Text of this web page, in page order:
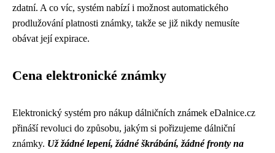
zdatní. A co víc, systém nabízí i možnost automatického
prodlužování platnosti známky, takže se již nikdy nemusíte
obávat její expirace.
Cena elektronické známky
Elektronický systém pro nákup dálničních známek eDalnice.cz
přináší revoluci do způsobu, jakým si pořizujeme dálniční
známky. Už žádné lepení, žádné škrábání, žádné fronty na